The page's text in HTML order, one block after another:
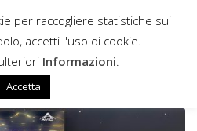
DI LANCIATORI
per raccogliere statistiche sui
accetti l'uso di cookie.
Informazioni
Accetta